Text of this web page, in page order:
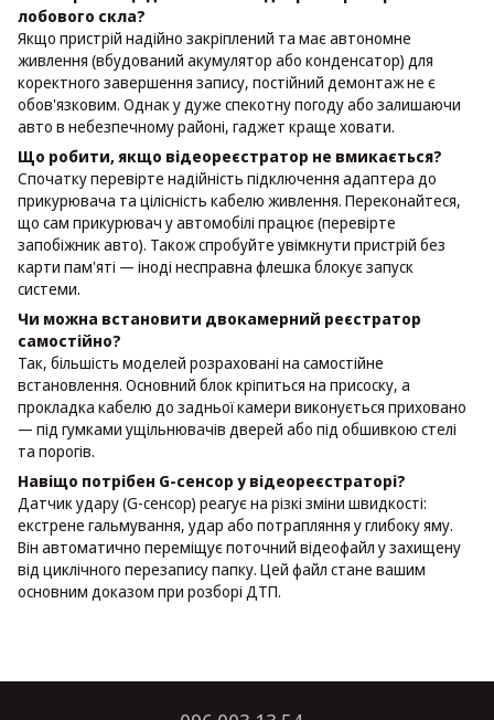
лобового скла?
Якщо пристрій надійно закріплений та має автономне
живлення (вбудований акумулятор або конденсатор) для
коректного завершення запису, постійний демонтаж не є
обов'язковим. Однак у дуже спекотну погоду або залишаючи
авто в небезпечному районі, гаджет краще ховати.
Що робити, якщо відеореєстратор не вмикається?
Спочатку перевірте надійність підключення адаптера до
прикурювача та цілісність кабелю живлення. Переконайтеся,
що сам прикурювач у автомобілі працює (перевірте
запобіжник авто). Також спробуйте увімкнути пристрій без
карти пам'яті — іноді несправна флешка блокує запуск
системи.
Чи можна встановити двокамерний реєстратор
самостійно?
Так, більшість моделей розраховані на самостійне
встановлення. Основний блок кріпиться на присоску, а
прокладка кабелю до задньої камери виконується приховано
— під гумками ущільнювачів дверей або під обшивкою стелі
та порогів.
Навіщо потрібен G-сенсор у відеореєстраторі?
Датчик удару (G-сенсор) реагує на різкі зміни швидкості:
екстрене гальмування, удар або потрапляння у глибоку яму.
Він автоматично переміщує поточний відеофайл у захищену
від циклічного перезапису папку. Цей файл стане вашим
основним доказом при розборі ДТП.